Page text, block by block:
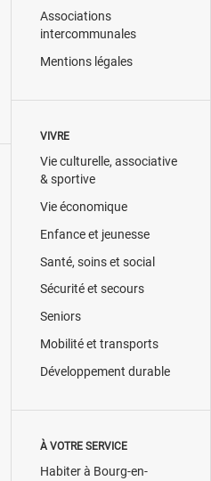
Associations
intercommunales
Mentions légales
VIVRE
Vie culturelle, associative
& sportive
Vie économique
Enfance et jeunesse
Santé, soins et social
Sécurité et secours
Seniors
Mobilité et transports
Développement durable
À VOTRE SERVICE
Habiter à Bourg-en-